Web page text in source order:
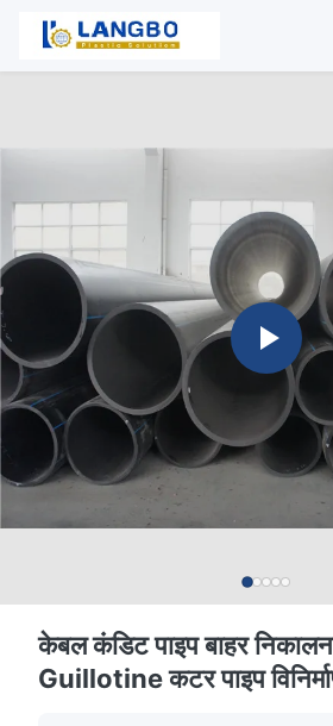
केबल कंडिट पाइप बाहर
Guillotine कटर पाइप